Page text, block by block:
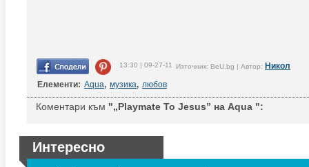
13:30 | 09-27-11 Източник: BeU.bg | Автор: Никол
Елементи: Aqua, музика, любов
Коментари към "„Playmate To Jesus” на Aqua ":
Интересно